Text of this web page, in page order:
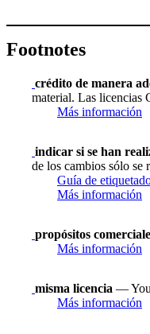
Footnotes
crédito de manera
material. Las licencias
Más información
indicar si se han
de los cambios sólo se
Guía de
Más información
propósitos
Más información
misma licencia — You
Más información